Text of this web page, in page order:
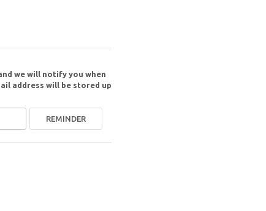
we will notify you when
address will be stored up
REMINDER